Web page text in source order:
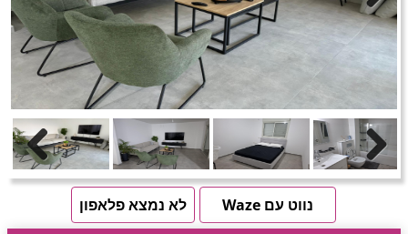
חדרים לפי שעה באזור השפלה
חדרים לפי שעה בהשרון
חדרים לפי שעה בנגב
טוען תמונות..... Next
Previous
Next
לא נמצא פלאפון
נווט עם Waze